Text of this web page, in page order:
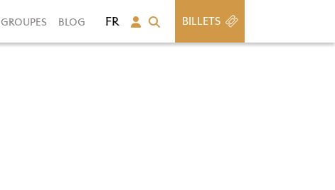
GROUPES BLOG BILLETS